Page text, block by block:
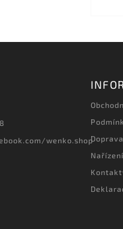
wenko.shop